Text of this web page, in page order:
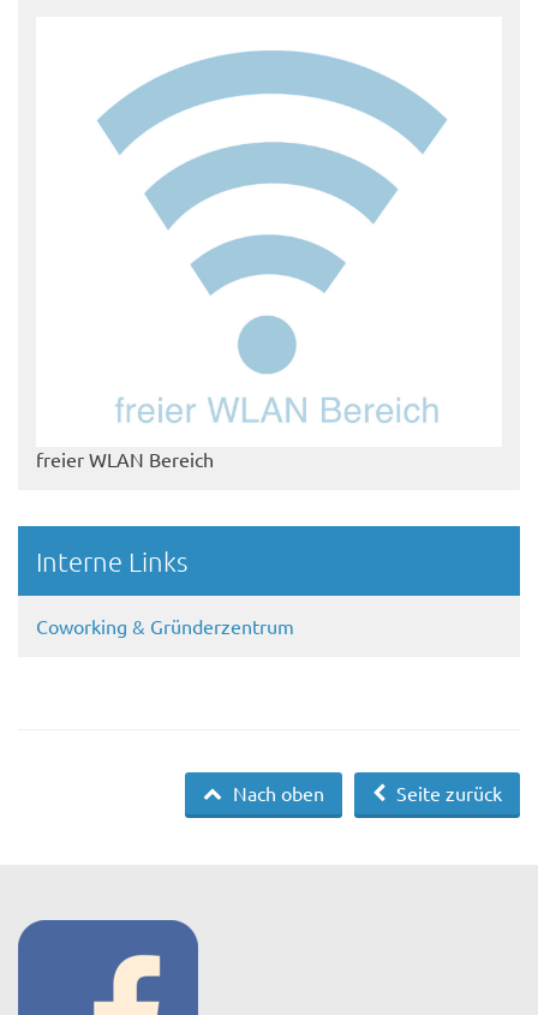
freier WLAN Bereich
Interne Links
Coworking & Gründerzentrum
Seite zurück
Nach oben